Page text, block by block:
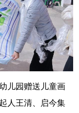
儿园赠送儿童画
人王清、启今集